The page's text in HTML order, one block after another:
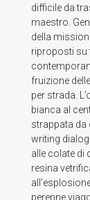
difficile da
maestro.
della
riproposti su
fruizione
per strada.
bianca al
strappata da
writing
alle colate di
resina
perenne